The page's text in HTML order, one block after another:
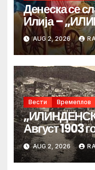
Денеска се
Илија –
AUG 2, 2026
Вести Времеплов
Август 1903
AUG 2, 2026